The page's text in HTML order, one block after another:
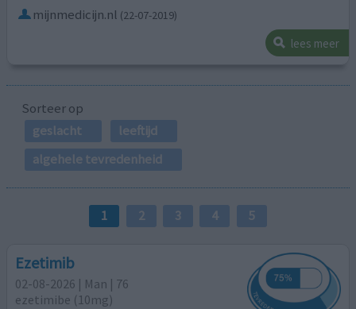
mijnmedicijn.nl (22-07-2019)
lees meer
Sorteer op
geslacht
leeftijd
algehele tevredenheid
1 2 3 4 5
Ezetimib
02-08-2026 | Man | 76
ezetimibe (10mg)